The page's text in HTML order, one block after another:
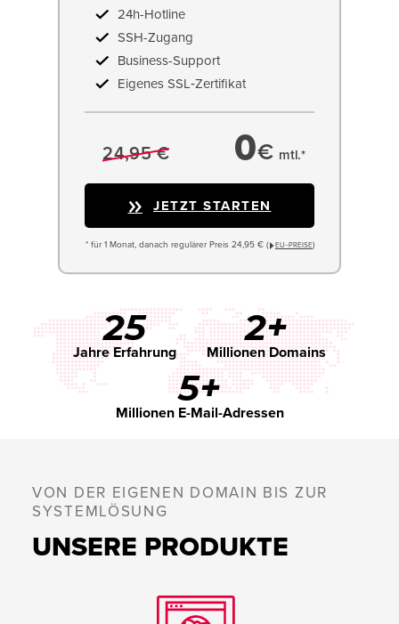
24h-Hotline
SSH-Zugang
Business-Support
Eigenes SSL‑Zertifikat
24,95 € 0€ mtl.*
JETZT STARTEN
* für 1 Monat, danach regulärer Preis 24,95 € ( EU−PREISE)
25
Jahre Erfahrung
2+
Millionen Domains
5+
Millionen E-Mail-Adressen
VON DER EIGENEN DOMAIN BIS ZUR
SYSTEMLÖSUNG
UNSERE PRODUKTE